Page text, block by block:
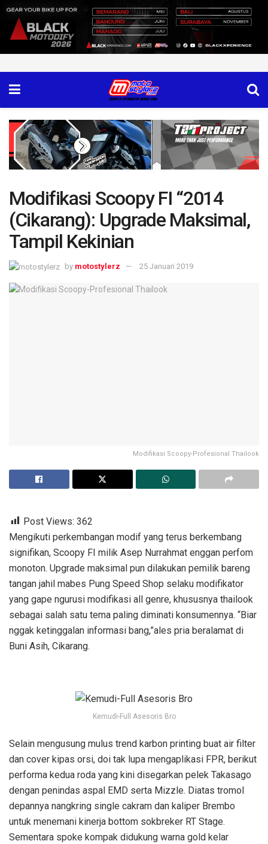
Modifikasi Scoopy FI “2014
(Cikarang): Upgrade Maksimal,
Tampil Kekinian
by motostylerz 25 Januari 2019
Modifikasi Scoopy-Profesional Thailook
Post Views: 362
Mengikuti perkembangan modif yang terus berkembang
signifikan, Scoopy FI milik Asep Nurrahmat enggan perfom
monoton. Upgrade maksimal pun dilakukan pemilik bareng
tangan jahil mabes Pung Speed Shop selaku modifikator
yang gape ngurusi modifikasi all genre, khususnya thailook
sebagai salah satu tema paling diminati konsumennya. “Biar
nggak ketinggalan informasi bang,”ales pria beralamat di
Buni Asih, Cikarang.
Kemudi-Full Asesoris Bro
Selain mengusung mulus trend karbon printing buat air filter
dan cover kipas orsi, doi tak lupa mengaplikasi FPR, berikut
performa kedua roda yang kini disegarkan pelek Takasago
dengan penindas aspal EMD serta Mizzle. Diatas tromol
depannya nangkring single cakram dan kaliper Brembo
untuk menemani kinerja bottom sokbreker RT Stage.
Sementara spoke kompak didukung warna gold kelar